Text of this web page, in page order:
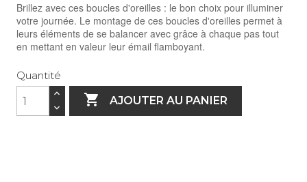
Brillez avec ces boucles d'oreilles : le bon choix pour illuminer
votre journée. Le montage de ces boucles d'oreilles permet à
leurs éléments de se balancer avec grâce à chaque pas tout
en mettant en valeur leur émail flamboyant.
Quantité
 AJOUTER AU PANIER